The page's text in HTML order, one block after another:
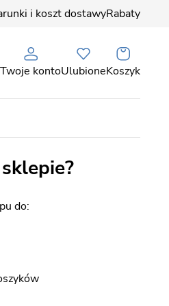
i koszt dostawyRabaty
Twoje kontoUlubioneKoszyk
do: